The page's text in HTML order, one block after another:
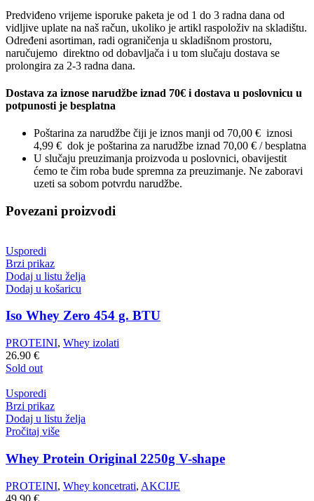
Predviđeno vrijeme isporuke paketa je od 1 do 3 radna dana od
vidljive uplate na naš račun, ukoliko je artikl raspoloživ na skladištu.
Određeni asortiman, radi ograničenja u skladišnom prostoru,
naručujemo direktno od dobavljača i u tom slučaju dostava se
prolongira za 2-3 radna dana.
Dostava za iznose narudžbe iznad 70€ i dostava u poslovnicu u
potpunosti je besplatna
Poštarina za narudžbe čiji je iznos manji od 70,00 € iznosi
4,99 € dok je poštarina za narudžbe iznad 70,00 € / besplatna
U slučaju preuzimanja proizvoda u poslovnici, obavijestit
ćemo te čim roba bude spremna za preuzimanje. Ne zaboravi
uzeti sa sobom potvrdu narudžbe.
Povezani proizvodi
Usporedi
Brzi prikaz
Dodaj u listu želja
Dodaj u košaricu
Iso Whey Zero 454 g. BTU
PROTEINI, Whey izolati
26.90 €
Sold out
Usporedi
Brzi prikaz
Dodaj u listu želja
Pročitaj više
Whey Protein Original 2250g V-shape
PROTEINI, Whey koncetrati, AKCIJE
49.90 €